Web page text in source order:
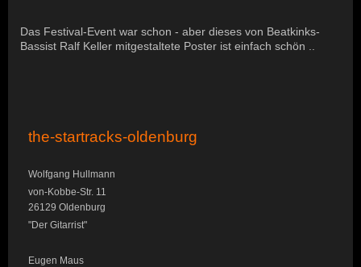
Das Festival-Event war schon - aber dieses von Beatkinks-
Bassist Ralf Keller mitgestaltete Poster ist einfach schön ..
the-startracks-oldenburg
Wolfgang Hullmann
von-Kobbe-Str. 11
26129 Oldenburg
"Der Gitarrist"
Eugen Maus